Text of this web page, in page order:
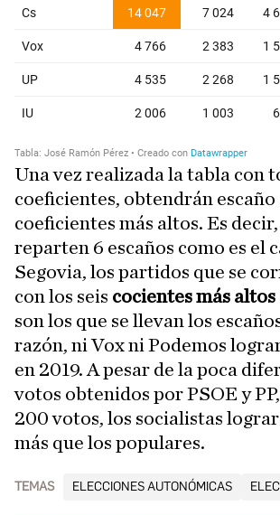
Una vez realizada la tabla con
coeficientes, obtendrán escaño
coeficientes más altos. Es decir,
reparten 6 escaños como es el
Segovia, los partidos que se
con los seis cocientes más altos
son los que se llevan los
razón, ni Vox ni Podemos
en 2019. A pesar de la poca
votos obtenidos por PSOE y
200 votos, los socialistas
más que los populares.
TEMAS ELECCIONES AUTONÓMICAS